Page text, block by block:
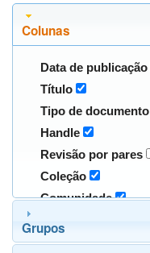
Colunas
Data de publicação
Título
Tipo de documento
Handle
Revisão por pares
Coleção
Comunidade
Grupos